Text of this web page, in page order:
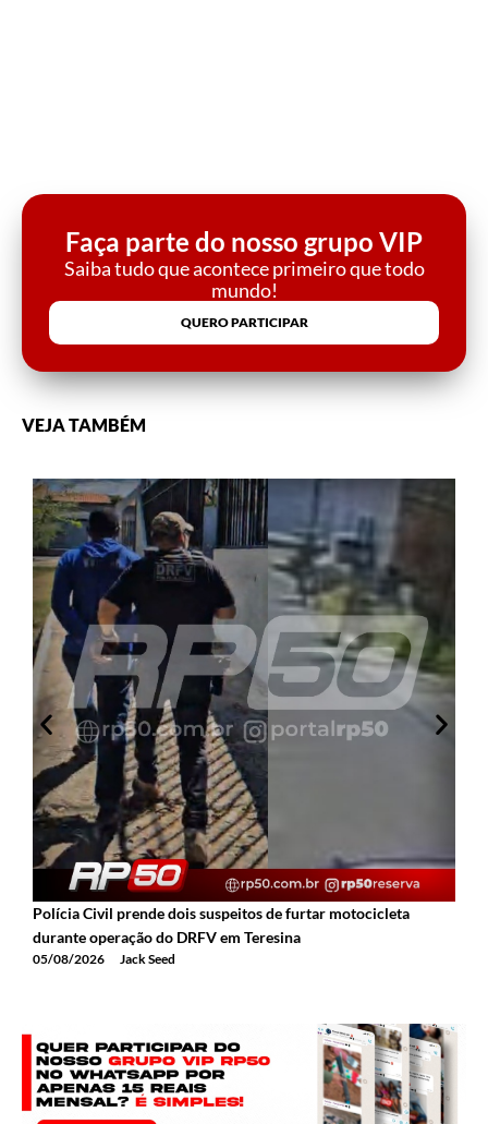
Faça parte do nosso grupo VIP
Saiba tudo que acontece primeiro que todo
mundo!
QUERO PARTICIPAR
VEJA TAMBÉM
Polícia Civil prende dois suspeitos de furtar motocicleta
durante operação do DRFV em Teresina
05/08/2026 Jack Seed